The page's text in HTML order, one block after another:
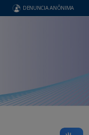
DENUNCIA ANÔNIMA